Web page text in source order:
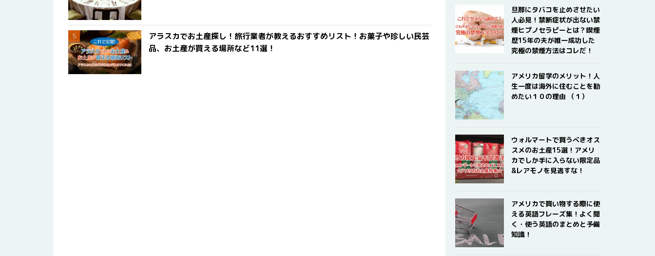
アラスカでお土産探し！旅行業者が教えるおすすめリスト！お菓子や珍しい民芸
品、お土産が買える場所など11選！
旦那にタバコを止めさせたい
人必見！禁断症状が出ない禁
煙ヒプノセラピーとは？喫煙
歴15年の夫が唯一成功した
究極の禁煙方法はコレだ！
アメリカ留学のメリット！人
生一度は海外に住むことを勧
めたい１０の理由 （１）
ウォルマートで買うべきオス
スメのお土産15選！アメリ
カでしか手に入らない限定品
&レアモノを見逃すな！
アメリカで買い物する際に使
える英語フレーズ集！よく聞
く・使う英語のまとめと予備
知識！